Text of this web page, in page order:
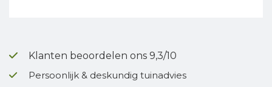
Klanten beoordelen ons 9,3/10
Persoonlijk & deskundig tuinadvies